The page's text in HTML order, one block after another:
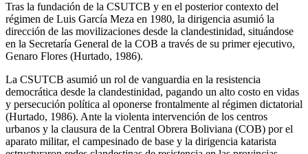
Tras la fundación de la CSUTCB y en el posterior contexto del
régimen de Luis García Meza en 1980, la dirigencia asumió la
dirección de las movilizaciones desde la clandestinidad, situándose
en la Secretaría General de la COB a través de su primer ejecutivo,
Genaro Flores (Hurtado, 1986).
La CSUTCB asumió un rol de vanguardia en la resistencia
democrática desde la clandestinidad, pagando un alto costo en vidas
y persecución política al oponerse frontalmente al régimen dictatorial
(Hurtado, 1986). Ante la violenta intervención de los centros
urbanos y la clausura de la Central Obrera Boliviana (COB) por el
aparato militar, el campesinado de base y la dirigencia katarista